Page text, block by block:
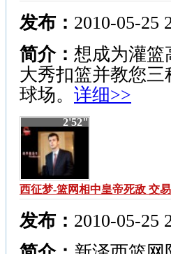
发布： 2010-05-25
简介： 想成为灌篮
大秀扣篮并教您
球场。 详细>>
2'52"
西征梦-篮网相中皇帝死敌 交
发布： 2010-05-25